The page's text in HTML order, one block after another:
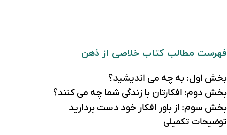
فهرست مطالب کتاب خلاصی از ذهن
بخش اول: به چه می اندیشید؟
بخش دوم: افکارتان با زندگی شما چه می کنند؟
بخش سوم: از باور افکار خود دست بردارید
توضیحات تکمیلی